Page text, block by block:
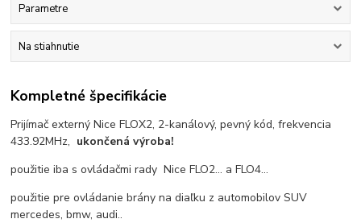
Parametre
Na stiahnutie
Kompletné špecifikácie
Prijímač externý Nice FLOX2, 2-kanálový, pevný kód, frekvencia
433.92MHz, ukončená výroba!
použitie iba s ovládačmi rady Nice FLO2... a FLO4...
použitie pre ovládanie brány na diaľku z automobilov SUV
mercedes, bmw, audi..